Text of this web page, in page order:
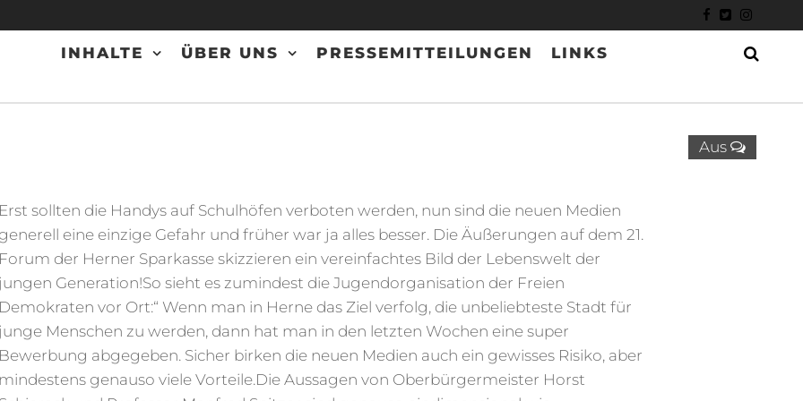
INHALTE ÜBER UNS PRESSEMITTEILUNGEN LINKS
Aus
Erst sollten die Handys auf Schulhöfen verboten werden, nun sind die neuen Medien
generell eine einzige Gefahr und früher war ja alles besser. Die Äußerungen auf dem 21.
Forum der Herner Sparkasse skizzieren ein vereinfachtes Bild der Lebenswelt der
jungen Generation!So sieht es zumindest die Jugendorganisation der Freien
Demokraten vor Ort:“ Wenn man in Herne das Ziel verfolg, die unbeliebteste Stadt für
junge Menschen zu werden, dann hat man in den letzten Wochen eine super
Bewerbung abgegeben. Sicher birken die neuen Medien auch ein gewisses Risiko, aber
mindestens genauso viele Vorteile.Die Aussagen von Oberbürgermeister Horst